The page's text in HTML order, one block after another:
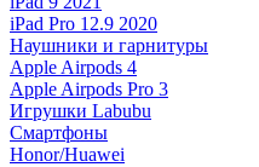
iPad Pro 12.9 2020
Наушники и гарнитуры
Apple Airpods 4
Apple Airpods Pro 3
Игрушки Labubu
Смартфоны
Honor/Huawei